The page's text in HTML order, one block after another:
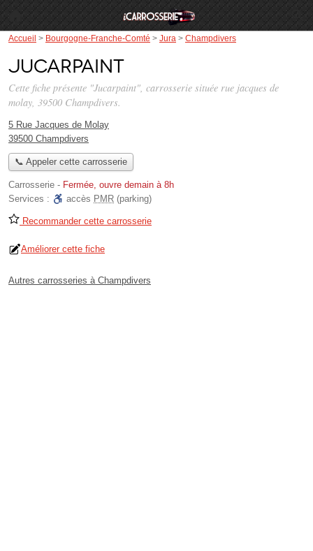
Accueil > Bourgogne-Franche-Comté > Jura > Champdivers
Jucarpaint
Cette fiche présente "Jucarpaint", carrosserie située rue jacques de
molay, 39500 Champdivers.
5 Rue Jacques de Molay
39500 Champdivers
📞 Appeler cette carrosserie
Carrosserie - Fermée, ouvre demain à 8h
Services :
accès PMR (parking)
Recommander cette carrosserie
Améliorer cette fiche
Autres carrosseries à Champdivers